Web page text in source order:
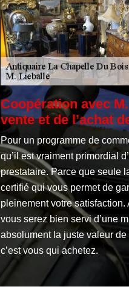
Coopération avec
vente et de l’achat
Pour un programme de
qu’il est vraiment primordial
prestataire. Parce que seule
certifié qui vous permet de
pleinement votre
vous serez bien servi d’une
absolument la juste valeur de
c’est vous qui achetez.